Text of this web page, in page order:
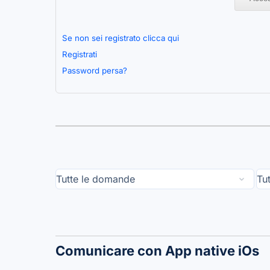
Se non sei registrato clicca qui
Registrati
Password persa?
Comunicare con App native iOs